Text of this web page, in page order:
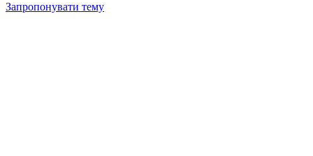
Запропонувати тему